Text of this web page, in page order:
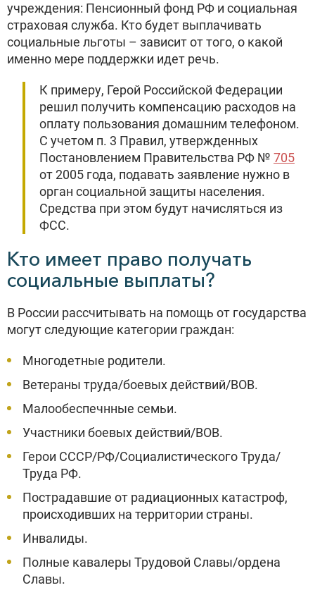
учреждения: Пенсионный фонд РФ и социальная
страховая служба. Кто будет выплачивать
социальные льготы – зависит от того, о какой
именно мере поддержки идет речь.
К примеру, Герой Российской Федерации
решил получить компенсацию расходов на
оплату пользования домашним телефоном.
С учетом п. 3 Правил, утвержденных
Постановлением Правительства РФ № 705
от 2005 года, подавать заявление нужно в
орган социальной защиты населения.
Средства при этом будут начисляться из
ФСС.
Кто имеет право получать
социальные выплаты?
В России рассчитывать на помощь от государства
могут следующие категории граждан:
Многодетные родители.
Ветераны труда/боевых действий/ВОВ.
Малообеспечнные семьи.
Участники боевых действий/ВОВ.
Герои СССР/РФ/Социалистического Труда/
Труда РФ.
Пострадавшие от радиационных катастроф,
происходивших на территории страны.
Инвалиды.
Полные кавалеры Трудовой Славы/ордена
Славы.